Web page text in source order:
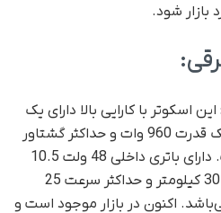
Predator Extreme: این اسکوتر با کارایی بالا دارای یک
موتور 350 واتی (پیک قدرت 960 وات و حداکثر گشتاور
40 نیوتن متر) است. دارای باتری داخلی 48 ولت 10.5
آمپر ساعتی برای بُرد 30 کیلومتر و حداکثر سرعت 25
اکنون در بازار موجود است و